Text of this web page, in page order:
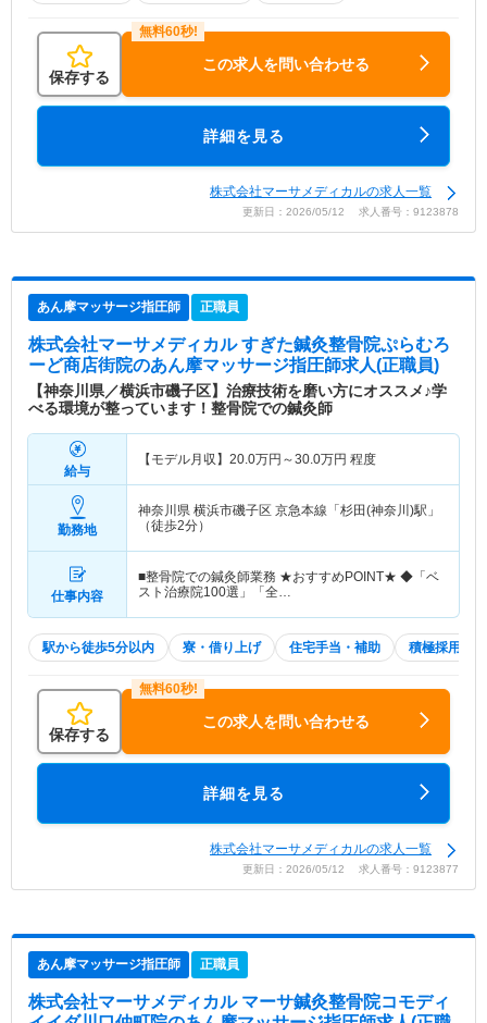
保存する
この求人を問い合わせる
詳細を見る
株式会社マーサメディカルの求人一覧
更新日：2026/05/12 求人番号：9123878
あん摩マッサージ指圧師 正職員
株式会社マーサメディカル すぎた鍼灸整骨院ぷらむろ
ーど商店街院のあん摩マッサージ指圧師求人(正職員)
【神奈川県／横浜市磯子区】治療技術を磨い方にオススメ♪学
べる環境が整っています！整骨院での鍼灸師
給与
【モデル月収】 20.0万円～30.0万円 程度
勤務地
神奈川県 横浜市磯子区 京急本線「杉田(神奈川)駅」
（徒歩2分）
仕事内容
■整骨院での鍼灸師業務 ★おすすめPOINT★ ◆「ベ
スト治療院100選」「全…
駅から徒歩5分以内 寮・借り上げ 住宅手当・補助 積極採用中
保存する
この求人を問い合わせる
詳細を見る
株式会社マーサメディカルの求人一覧
更新日：2026/05/12 求人番号：9123877
あん摩マッサージ指圧師 正職員
株式会社マーサメディカル マーサ鍼灸整骨院コモディ